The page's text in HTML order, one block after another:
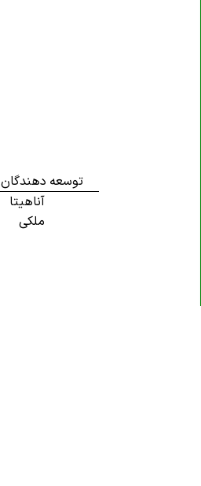
توسعه دهندگان
آناهیتا
ملکی